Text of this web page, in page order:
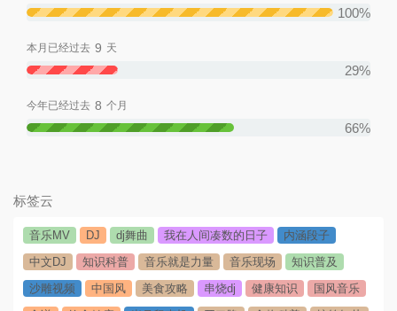
100%
本月已经过去 9 天
29%
今年已经过去 8 个月
66%
标签云
音乐MV DJ dj舞曲 我在人间凑数的日子
内涵段子
中文DJ
知识科普 音乐就是力量 音乐现场
知识普及
沙雕视频
中国风 美食攻略 串烧dj 健康知识
国风音乐